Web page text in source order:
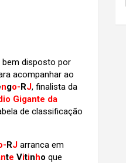
bem disposto por
acompanhar ao
ngo-RJ, finalista da
Gigante da
de classificação
RJ arranca em
nte Vitinho que